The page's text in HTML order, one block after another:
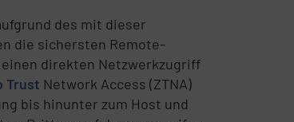
des mit dieser
die sichersten Remote-
direkten Netzwerkzugriff
Trust Network Access (ZTNA)
bis hinunter zum Host und